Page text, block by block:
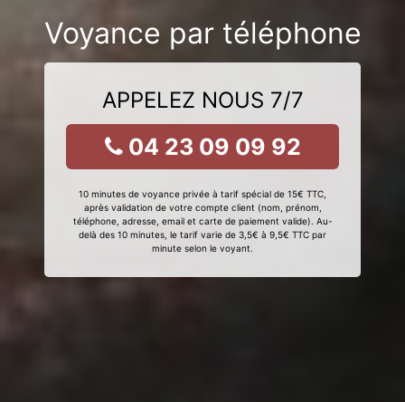
Voyance par téléphone
APPELEZ NOUS 7/7
04 23 09 09 92
10 minutes de voyance privée à tarif spécial de 15€ TTC,
après validation de votre compte client (nom, prénom,
téléphone, adresse, email et carte de paiement valide). Au-
delà des 10 minutes, le tarif varie de 3,5€ à 9,5€ TTC par
minute selon le voyant.